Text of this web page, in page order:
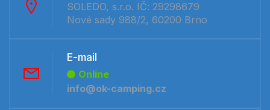
SOLEDO, s.r.o. IČ: 29298679
Nové sady 988/2, 60200 Brno
E-mail
Online
info@ok-camping.cz